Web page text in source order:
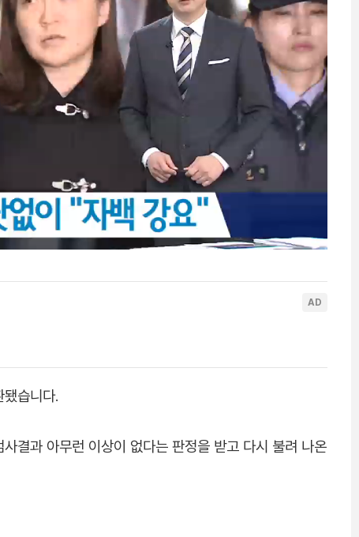
습니다.
결과 아무런 이상이 없다는 판정을 받고 다시 불려 나온